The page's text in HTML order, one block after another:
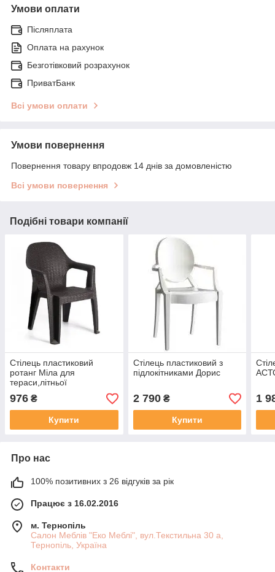
Умови оплати
Післяплата
Оплата на рахунок
Безготівковий розрахунок
ПриватБанк
Всі умови оплати
Умови повернення
Повернення товару впродовж 14 днів за домовленістю
Всі умови повернення
Подібні товари компанії
Стілець пластиковий
ротанг Міла для
тераси,літньої
площадки,кафе
976 ₴
Купити
Стілець пластиковий з
підлокітниками Дорис
2 790₴
Купити
1
Про нас
100% позитивних з 26 відгуків за рік
Працює з 16.02.2016
м. Тернопіль
Салон Меблів "Еко Меблі", вул.Текстильна 30 а,
Тернопіль, Україна
Контакти